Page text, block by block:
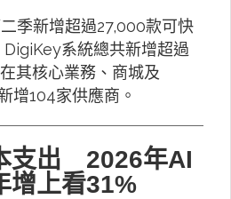
季新增超過27,000款可快
系統總共新增超過
其核心業務、商城及
增104家供應商。
支出 2026年AI
增上看31%